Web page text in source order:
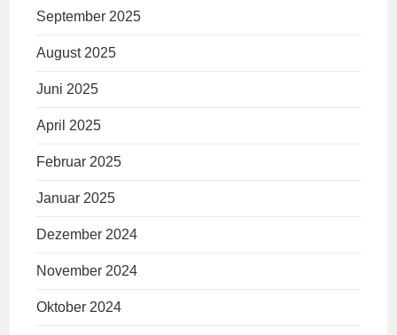
September 2025
August 2025
Juni 2025
April 2025
Februar 2025
Januar 2025
Dezember 2024
November 2024
Oktober 2024